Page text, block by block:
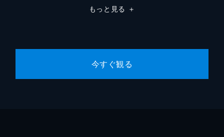
もっと見る ＋
今すぐ観る